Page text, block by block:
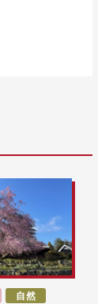
自然